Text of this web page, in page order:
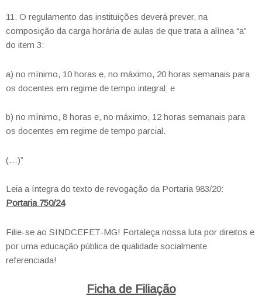
11. O regulamento das instituições deverá prever, na
composição da carga horária de aulas de que trata a alínea “a”
do item 3:
a) no mínimo, 10 horas e, no máximo, 20 horas semanais para
os docentes em regime de tempo integral; e
b) no mínimo, 8 horas e, no máximo, 12 horas semanais para
os docentes em regime de tempo parcial.
(…)”
Leia a íntegra do texto de revogação da Portaria 983/20:
Portaria 750/24
Filie-se ao SINDCEFET-MG! Fortaleça nossa luta por direitos e
por uma educação pública de qualidade socialmente
referenciada!
Ficha de Filiação